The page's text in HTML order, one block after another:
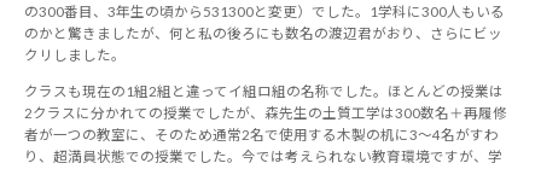
の300番目、3年生の頃から531300と変更）でした。1学科に300人もいる
のかと驚きましたが、何と私の後ろにも数名の渡辺君がおり、さらにビッ
クリしました。
クラスも現在の1組2組と違ってイ組ロ組の名称でした。ほとんどの授業は
2クラスに分かれての授業でしたが、森先生の土質工学は300数名＋再履修
者が一つの教室に、そのため通常2名で使用する木製の机に3～4名がすわ
り、超満員状態での授業でした。今では考えられない教育環境ですが、学